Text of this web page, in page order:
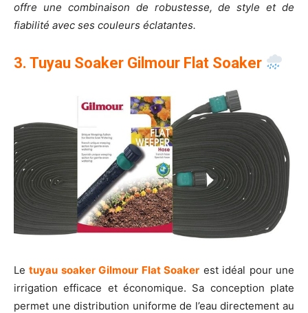
offre une combinaison de robustesse, de style et de
fiabilité avec ses couleurs éclatantes.
3. Tuyau Soaker Gilmour Flat Soaker
Letuyau soaker Gilmour Flat Soaker est idéal pour une
irrigation efficace et économique. Sa conception plate
permet une distribution uniforme de l’eau directement au